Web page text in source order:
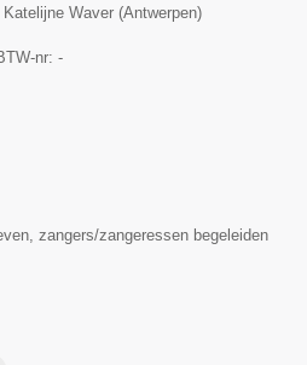
Waver (Antwerpen)
nr: -
zangers/zangeressen begeleiden